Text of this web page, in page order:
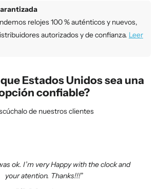
relojes 100 % auténticos y nuevos,
autorizados y de confianza. Leer
Estados Unidos sea una
confiable?
de nuestros clientes
ok. I’m very Happy with the clock and
your atention. Thanks!!!